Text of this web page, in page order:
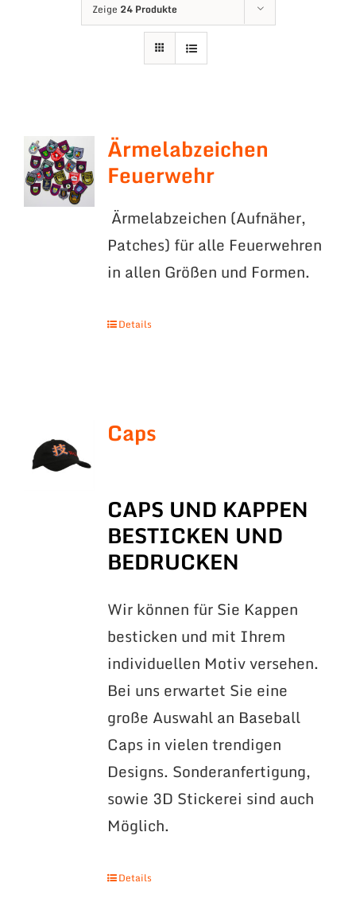
Zeige 24 Produkte
Ärmelabzeichen
Feuerwehr
Ärmelabzeichen (Aufnäher,
Patches) für alle Feuerwehren
in allen Größen und Formen.
Details
Caps
CAPS UND KAPPEN
BESTICKEN UND
BEDRUCKEN
Wir können für Sie Kappen
besticken und mit Ihrem
individuellen Motiv versehen.
Bei uns erwartet Sie eine
große Auswahl an Baseball
Caps in vielen trendigen
Designs. Sonderanfertigung,
sowie 3D Stickerei sind auch
Möglich.
Details